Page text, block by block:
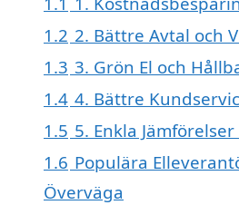
1.2 2. Bättre Avtal och
1.3 3. Grön El och
1.4 4. Bättre
1.5 5. Enkla
1.6 Populära
Överväga